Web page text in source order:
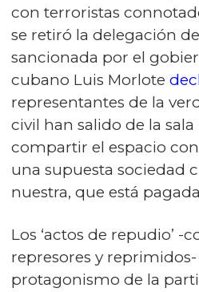
con terroristas
se retiró la delegación
sancionada por el
cubano Luis Morlote
representantes de la
civil han salido de la
compartir el espacio
una supuesta sociedad
nuestra, que está
Los ‘actos de repudio’ -
represores y
protagonismo de la